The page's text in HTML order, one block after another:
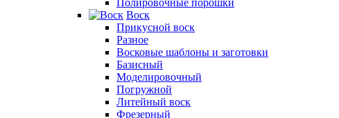
Полировочные порошки
Воск
Прикусной воск
Разное
Восковые шаблоны и заготовки
Базисный
Моделировочный
Погружной
Литейный воск
Фрезерный